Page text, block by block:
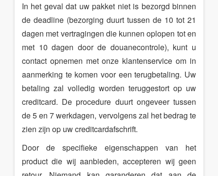
In het geval dat uw pakket niet is bezorgd binnen
de deadline (bezorging duurt tussen de 10 tot 21
dagen met vertragingen die kunnen oplopen tot en
met 10 dagen door de douanecontrole), kunt u
contact opnemen met onze klantenservice om in
aanmerking te komen voor een terugbetaling. Uw
betaling zal volledig worden teruggestort op uw
creditcard. De procedure duurt ongeveer tussen
de 5 en 7 werkdagen, vervolgens zal het bedrag te
zien zijn op uw creditcardafschrift.
Door de specifieke eigenschappen van het
product die wij aanbieden, accepteren wij geen